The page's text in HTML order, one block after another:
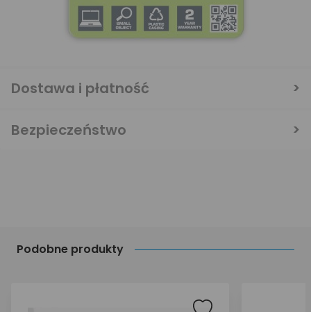
Podobne produkty
Dostawa i płatność
Bezpieczeństwo